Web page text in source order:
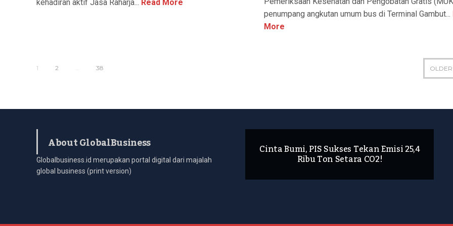
kehadiran aktif Jasa Raharja... Read More
penumpang angkutan umum bus di Terminal Gambut...
More
1 2 … 38
About GlobalBusiness
Globalbusiness.id merupakan portal digital dari majalah
global business (print version)
Cinta Bumi, PIS Sukses Tekan Emisi 25,4
Ribu Ton Setara CO2!